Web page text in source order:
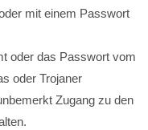
mit einem Passwort
oder das Passwort vom
oder Trojaner
Zugang zu den